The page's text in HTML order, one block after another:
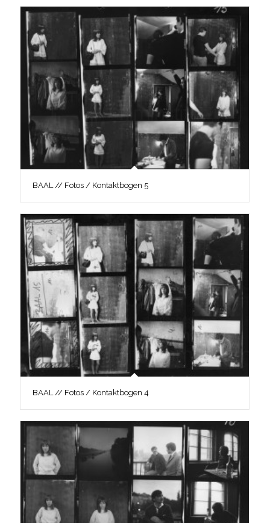
BAAL // Fotos / Kontaktbogen 5
BAAL // Fotos / Kontaktbogen 4